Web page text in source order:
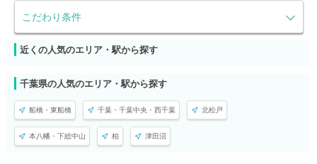
こだわり条件
近くの人気のエリア・駅から探す
千葉県の人気のエリア・駅から探す
船橋・東船橋 千葉・千葉中央・西千葉 北松戸
本八幡・下総中山 柏 津田沼